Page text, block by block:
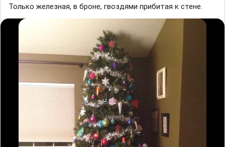
Только железная, в броне, гвоздями прибитая к стене.